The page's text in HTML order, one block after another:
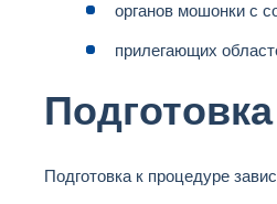
органов мошонки с
прилегающих
Подготовка к процедуре